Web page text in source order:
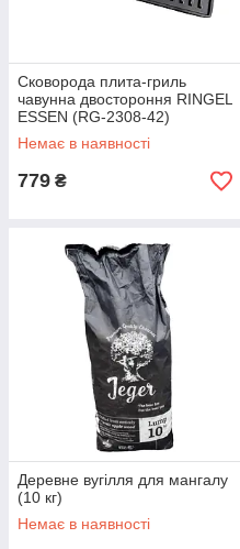
Сковорода плита-гриль
чавунна двостороння RINGEL
ESSEN (RG-2308-42)
420×230×15 мм
Немає в наявності
779 ₴
Деревне вугілля для мангалу
(10 кг)
Немає в наявності